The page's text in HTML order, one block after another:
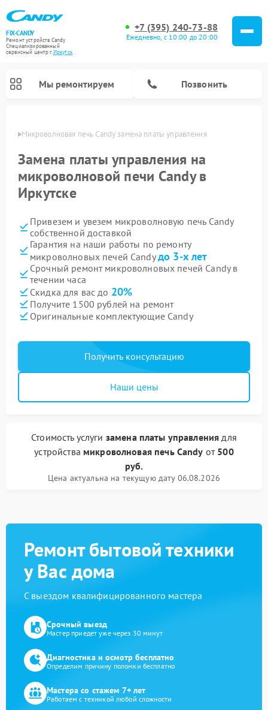
FIX-CANDY
Ремонт устройств Candy
Специализированный
cервисный центр г.Иркутск
+7 (395) 240-73-88
Ежедневно, с 10:00 до 20:00
Мы ремонтируем Позвонить
Микроволновая печь Candy замена платы управления
Замена платы управления на
микроволновой печи Candy в
Иркутске
Привезем и увезем микроволновую печь Candy
собственной доставкой
Гарантия на наши работы по ремонту
микроволновых печей Candyдо 3-х лет
Срочный ремонт микроволновых печей Candy в
течении часа
Скидка для вас до 20%
Получите 1500 рублей на ремонт
Оригинальные комплектующие Candy
Получить консультацию
Наши цены
Стоимость услуги замена платы управления для
устройства микроволновая печь Candy от 500
руб.
Цена актуальна на текущую дату 06.08.2026
Ремонт бытовой техники
у Вас дома
С выездом квалифицированного мастера
Срочный выезд
Мастер приедет уже через 30 минут
Диагностика и осмотр бесплатно
Определим причину поломки бесплатно
Мастера со стажем 7+ лет
Работаем с техникой любой сложности